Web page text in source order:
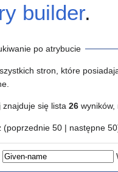
builder.
po atrybucie
stron, które posiadają
znajduje się lista 26
(poprzednie 50 | następne 50